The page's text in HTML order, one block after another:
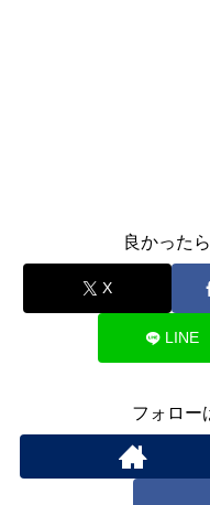
良かった
X
LINE
フォロー